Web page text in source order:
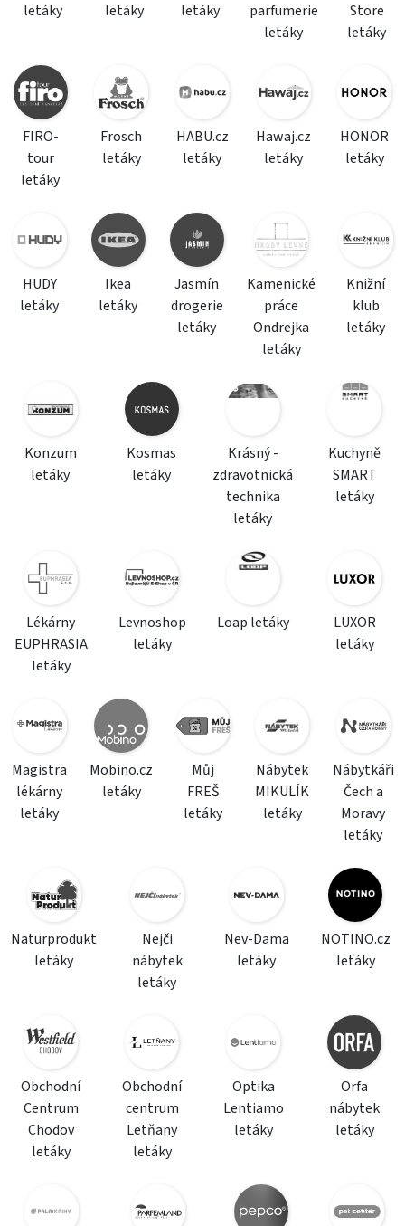
letáky
letáky
letáky
parfumerie
letáky
Store
letáky
FIRO-
tour
letáky
Frosch
letáky
HABU.cz
letáky
Hawaj.cz
letáky
HONOR
letáky
HUDY
letáky
Ikea
letáky
Jasmín
drogerie
letáky
Kamenické
práce
Ondrejka
letáky
Knižní
klub
letáky
Konzum
letáky
Kosmas
letáky
Krásný -
zdravotnická
technika
letáky
Kuchyně
SMART
letáky
Lékárny
EUPHRASIA
letáky
Levnoshop
letáky
Loap letáky
LUXOR
letáky
Magistra
lékárny
letáky
Mobino.cz
letáky
Můj
FREŠ
letáky
Nábytek
MIKULÍK
letáky
Nábytkáři
Čech a
Moravy
letáky
Naturprodukt
letáky
Nejči
nábytek
letáky
Nev-Dama
letáky
NOTINO.cz
letáky
Obchodní
Centrum
Chodov
letáky
Obchodní
centrum
Letňany
letáky
Optika
Lentiamo
letáky
Orfa
nábytek
letáky